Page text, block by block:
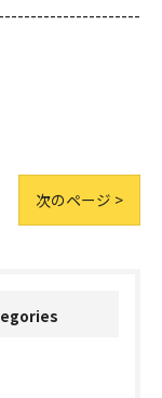
次のページ >